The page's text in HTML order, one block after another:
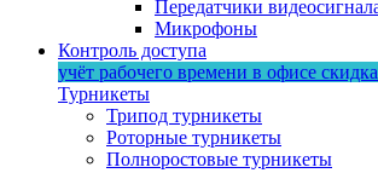
Передатчики
Микрофоны
Контроль доступа
учёт рабочего времени в офисе
Турникеты
Трипод турникеты
Роторные турникеты
Полноростовые турникеты